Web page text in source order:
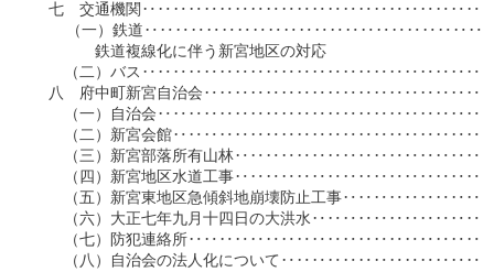
七　交通機関
　（一）鉄道
鉄道複線化に伴う新宮地区の対応
（二）バス
八　府中町新宮自治会
（一）自治会
（二）新宮会館
（三）新宮部落所有山林
（四）新宮地区水道工事
（五）新宮東地区急傾斜地崩壊防止工事
（六）大正七年九月十四日の大洪水
（七）防犯連絡所
（八）自治会の法人化について